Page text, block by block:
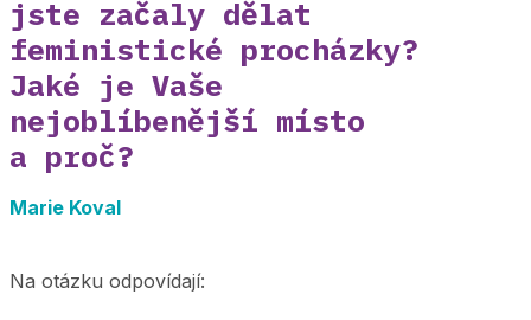
jste začaly dělat
feministické procházky?
Jaké je Vaše
nejoblíbenější místo
a proč?
Marie Koval
Na otázku odpovídají: